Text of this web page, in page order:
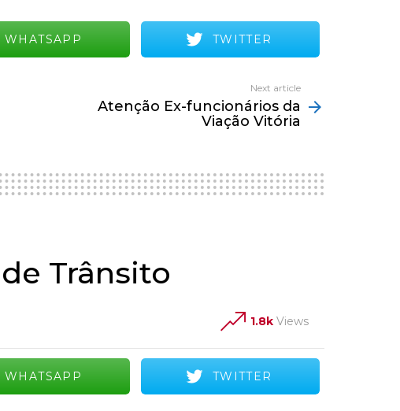
WHATSAPP TWITTER
Next article
Atenção Ex-funcionários da
Viação Vitória
Trânsito
1.8k Views
WHATSAPP TWITTER